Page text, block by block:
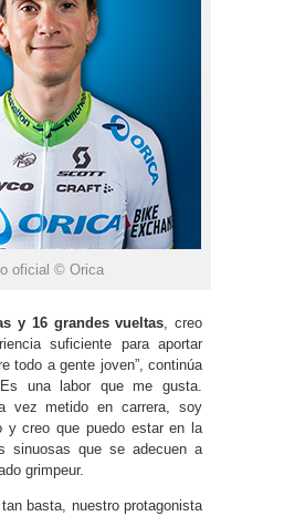
oficial © Orica
y 16 grandes vueltas, creo
suficiente para aportar
todo a gente joven”, continúa
una labor que me gusta.
vez metido en carrera, soy
y creo que puedo estar en la
sinuosas que se adecuen a
grimpeur.
basta, nuestro protagonista